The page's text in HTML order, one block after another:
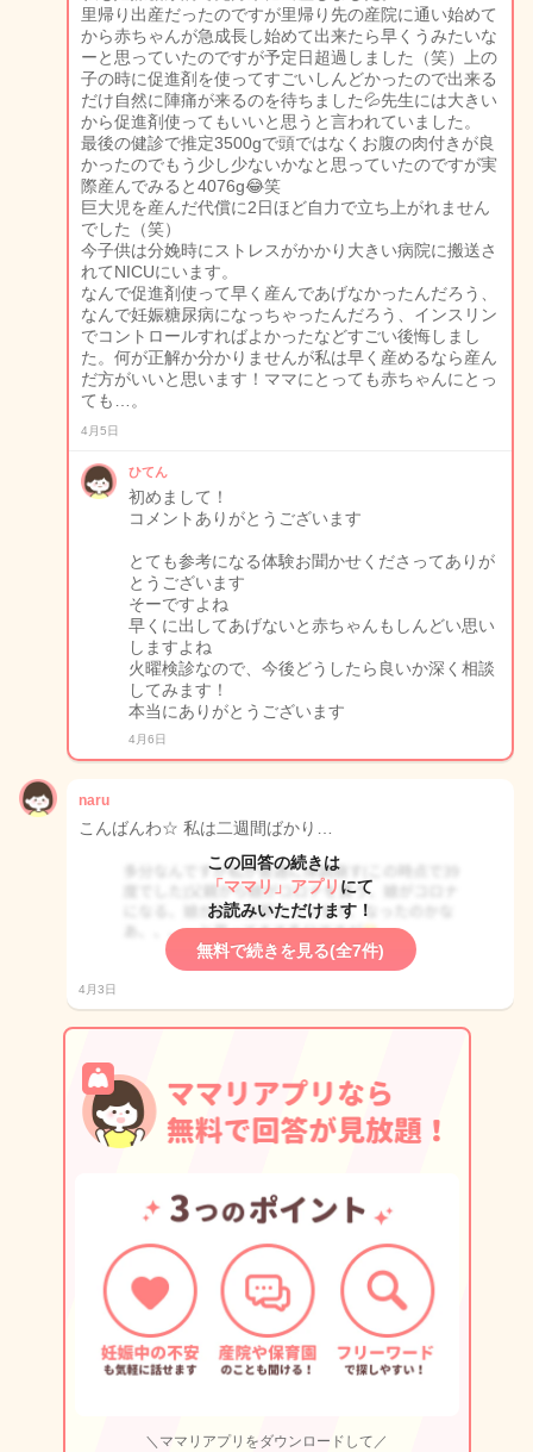
里帰り出産だったのですが里帰り先の産院に通い始めて
から赤ちゃんが急成長し始めて出来たら早くうみたいな
ーと思っていたのですが予定日超過しました（笑）上の
子の時に促進剤を使ってすごいしんどかったので出来る
だけ自然に陣痛が来るのを待ちました💦先生には大きい
から促進剤使ってもいいと思うと言われていました。
最後の健診で推定3500gで頭ではなくお腹の肉付きが良
かったのでもう少し少ないかなと思っていたのですが実
際産んでみると4076g😂笑
巨大児を産んだ代償に2日ほど自力で立ち上がれません
でした（笑）
今子供は分娩時にストレスがかかり大きい病院に搬送さ
れてNICUにいます。
なんで促進剤使って早く産んであげなかったんだろう、
なんで妊娠糖尿病になっちゃったんだろう、インスリン
でコントロールすればよかったなどすごい後悔しまし
た。何が正解か分かりませんが私は早く産めるなら産ん
だ方がいいと思います！ママにとっても赤ちゃんにとっ
ても…。
4月5日
ひてん
初めまして！
コメントありがとうございます
とても参考になる体験お聞かせくださってありが
とうございます
そーですよね
早くに出してあげないと赤ちゃんもしんどい思い
しますよね
火曜検診なので、今後どうしたら良いか深く相談
してみます！
本当にありがとうございます
4月6日
naru
こんばんわ☆ 私は二週間ばかり…
この回答の続きは
「ママリ」アプリ にて
お読みいただけます！
無料で続きを見る(全7件)
4月3日
＼ママリアプリをダウンロードして／